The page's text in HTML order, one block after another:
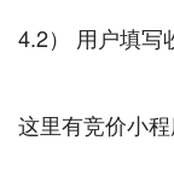
4.2） 用户填写
这里有竞价小